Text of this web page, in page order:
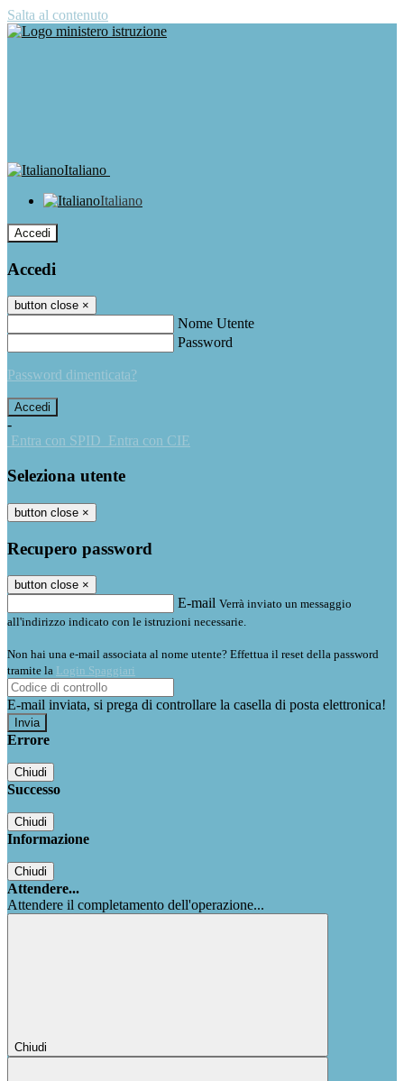
Salta al contenuto
Italiano
Italiano
Accedi
Accedi
button close ×
Nome Utente
Password
Password dimenticata?
-
Entra con SPID Entra con CIE
Seleziona utente
button close ×
Recupero password
button close ×
E-mail Verrà inviato un messaggio
all'indirizzo indicato con le istruzioni necessarie.
Non hai una e-mail associata al nome utente? Effettua il reset della password
tramite la Login Spaggiari
E-mail inviata, si prega di controllare la casella di posta elettronica!
Errore
Chiudi
Successo
Chiudi
Informazione
Chiudi
Attendere...
Attendere il completamento dell'operazione...
Chiudi